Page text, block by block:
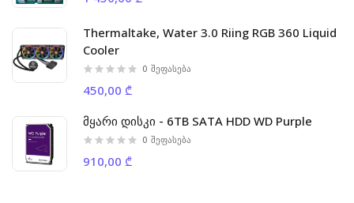
Thermaltake, Water 3.0 Riing RGB 360 Liquid
Cooler
0 შეფასება
450,00 ₾
მყარი დისკი - 6TB SATA HDD WD Purple
0 შეფასება
910,00 ₾